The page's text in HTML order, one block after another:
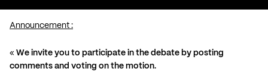
Announcement :
« We invite you to participate in the debate by posting
comments and voting on the motion.